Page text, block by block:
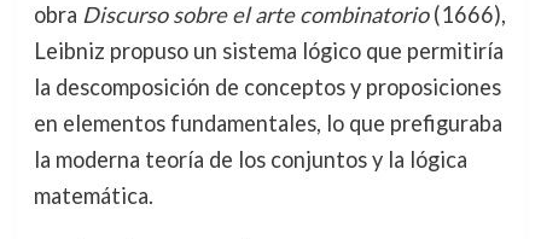
obra Discurso sobre el arte combinatorio(1666),
Leibniz propuso un sistema lógico que permitiría
la descomposición de conceptos y proposiciones
en elementos fundamentales, lo que prefiguraba
la moderna teoría de los conjuntos y la lógica
matemática.